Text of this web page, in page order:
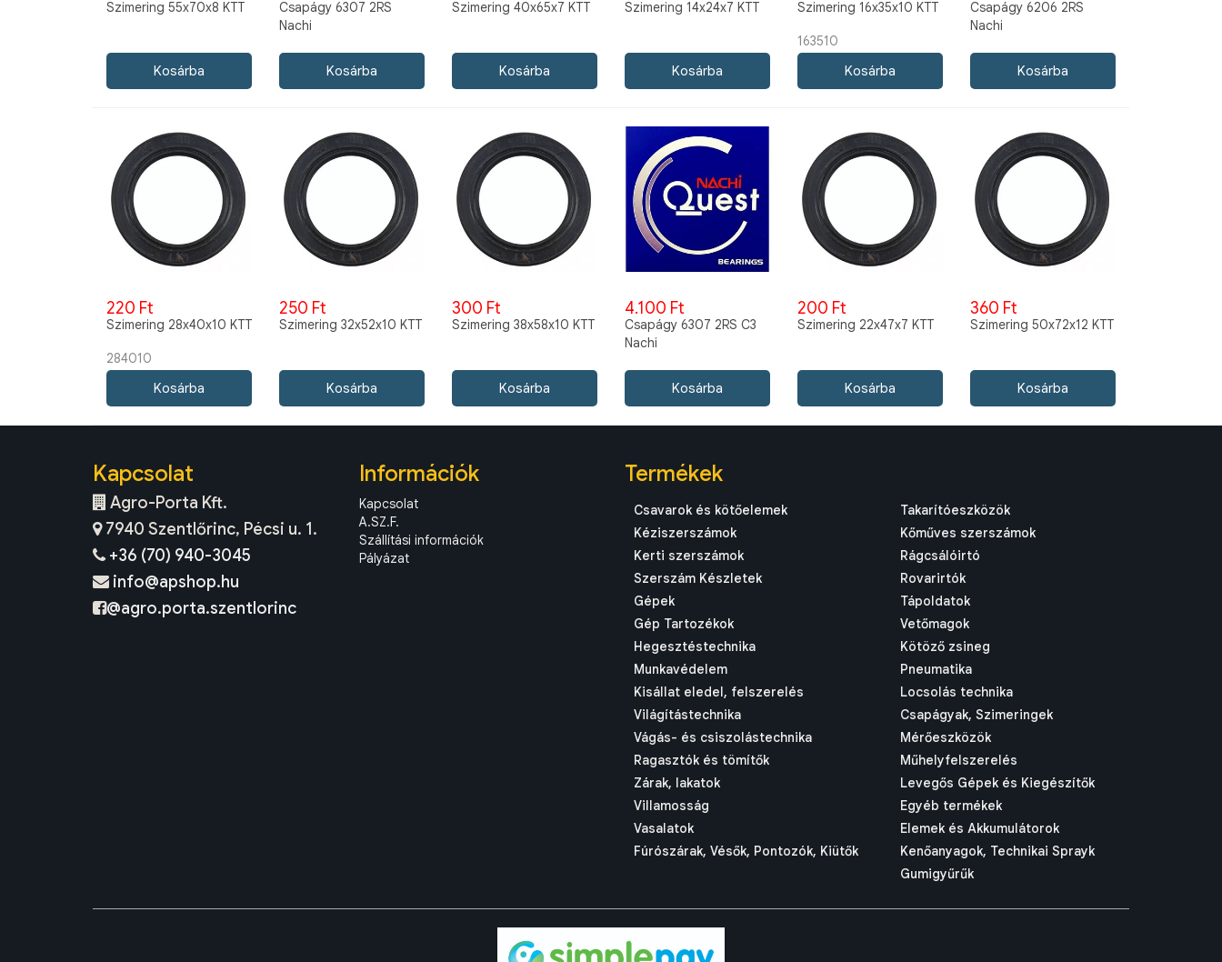
Szimering 55x70x8 KTT
Csapágy 6307 2RS
Nachi
Szimering 40x65x7 KTT Szimering 14x24x7 KTT Szimering 16x35x10 KTT
163510
Csapágy 6206 2RS
Nachi
220 Ft
Szimering 28x40x10 KTT
284010
250 Ft
Szimering 32x52x10 KTT
300 Ft
Szimering 38x58x10 KTT
4.100 Ft
Csapágy 6307 2RS C3
Nachi
200 Ft
Szimering 22x47x7 KTT
360 Ft
Szimering 50x72x12 KTT
Kapcsolat
Agro-Porta Kft.
7940 Szentlőrinc, Pécsi u. 1.
+36 (70) 940-3045
info@apshop.hu
@agro.porta.szentlorinc
Információk
Kapcsolat
A.SZ.F.
Szállítási információk
Pályázat
Termékek
Csavarok és kötőelemek
Kéziszerszámok
Kerti szerszámok
Szerszám Készletek
Gépek
Gép Tartozékok
Hegesztéstechnika
Munkavédelem
Kisállat eledel, felszerelés
Világítástechnika
Vágás- és csiszolástechnika
Ragasztók és tömítők
Zárak, lakatok
Villamosság
Vasalatok
Fúrószárak, Vésők, Pontozók, Kiütők
Takarítóeszközök
Kőműves szerszámok
Rágcsálóirtó
Rovarirtók
Tápoldatok
Vetőmagok
Kötöző zsineg
Pneumatika
Locsolás technika
Csapágyak, Szimeringek
Mérőeszközök
Műhelyfelszerelés
Levegős Gépek és Kiegészítők
Egyéb termékek
Elemek és Akkumulátorok
Kenőanyagok, Technikai Sprayk
Gumigyűrűk